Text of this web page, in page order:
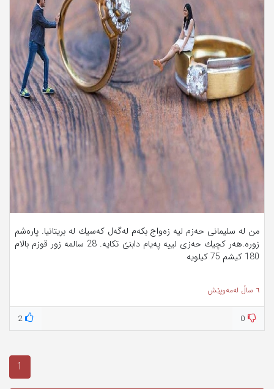
من له‌ سلیمانی‌ حه‌زم لیه‌ زه‌واج بكه‌م له‌گه‌ل كه‌سیك له‌ بریتانیا. پاره‌شم
زوره‌.هه‌ر كچیك حه‌زی‌ لییه‌ په‌یام دابنێ‌ تكایه‌. 28 سالمه‌ زور قوزم بالام
180 كیشم 75 كیلویه‌
٦ ساڵ لەمەوپێش
0
2
1